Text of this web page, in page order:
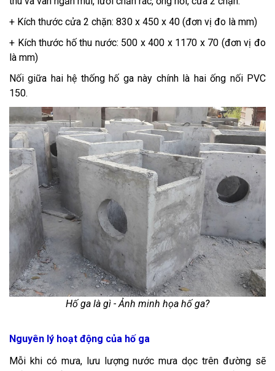
+ Kích thước cửa 2 chặn: 830 x 450 x 40 (đơn vị đo là mm)
+ Kích thước hố thu nước: 500 x 400 x 1170 x 70 (đơn vị đo
là mm)
Nối giữa hai hệ thống hố ga này chính là hai ống nối PVC
150.
Hố ga là gì - Ảnh minh họa hố ga?
Nguyên lý hoạt động của hố ga
Mỗi khi có mưa, lưu lượng nước mưa dọc trên đường sẽ